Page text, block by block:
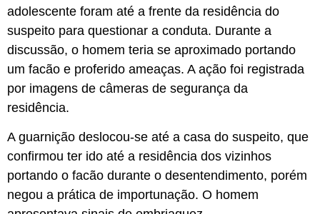
adolescente foram até a frente da residência do
suspeito para questionar a conduta. Durante a
discussão, o homem teria se aproximado portando
um facão e proferido ameaças. A ação foi registrada
por imagens de câmeras de segurança da
residência.
A guarnição deslocou-se até a casa do suspeito, que
confirmou ter ido até a residência dos vizinhos
portando o facão durante o desentendimento, porém
negou a prática de importunação. O homem